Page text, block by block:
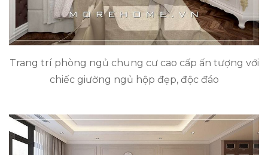
Trang trí phòng ngủ chung cư cao cấp ấn tượng với
chiếc giường ngủ hộp đẹp, độc đáo